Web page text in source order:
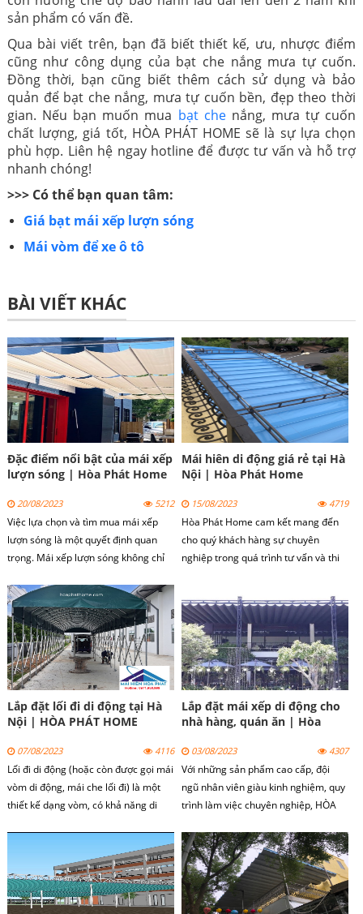
sản phẩm có vấn đề.
Qua bài viết trên, bạn đã biết thiết kế, ưu, nhược điểm
cũng như công dụng của bạt che nắng mưa tự cuốn.
Đồng thời, bạn cũng biết thêm cách sử dụng và bảo
quản để bạt che nắng, mưa tự cuốn bền, đẹp theo thời
gian. Nếu bạn muốn mua bạt chenắng, mưa tự cuốn
chất lượng, giá tốt, HÒA PHÁT HOME sẽ là sự lựa chọn
phù hợp. Liên hệ ngay hotline để được tư vấn và hỗ trợ
nhanh chóng!
>>> Có thể bạn quan tâm:
Giá bạt mái xếp lượn sóng
Mái vòm để xe ô tô
BÀI VIẾT KHÁC
Đặc điểm nổi bật của mái xếp
lượn sóng | Hòa Phát Home
20/08/2023 5212
Việc lựa chọn và tìm mua mái xếp
lượn sóng là một quyết định quan
trọng. Mái xếp lượn sóng không chỉ
mưa mà còn tăng tính thẩm mỹ và
tiện ích cho không gian sống ngoài
trời.
Mái hiên di động giá rẻ tại Hà
Nội | Hòa Phát Home
15/08/2023 4719
Hòa Phát Home cam kết mang đến
cho quý khách hàng sự chuyên
nghiệp trong quá trình tư vấn và thi
Lắp đặt lối đi di động tại Hà
Nội | HÒA PHÁT HOME
07/08/2023 4116
Lối đi di động (hoặc còn được gọi mái
vòm di động, mái che lối đi) là một
thiết kế dạng vòm, có khả năng di
Lắp đặt mái xếp di động cho
nhà hàng, quán ăn | Hòa
03/08/2023 4307
Với những sản phẩm cao cấp, đội
ngũ nhân viên giàu kinh nghiệm, quy
trình làm việc chuyên nghiệp, HÒA
tốt nhất, làm hài lòng tất cả quý
khách hàng.